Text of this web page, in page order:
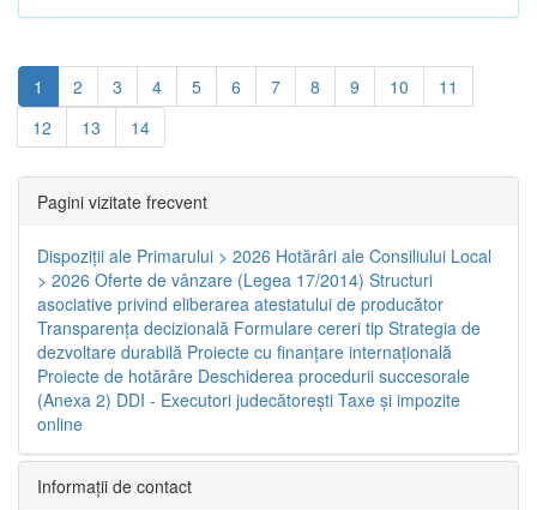
1 2 3 4 5 6 7 8 9 10
11
12
13 14
Pagini vizitate frecvent
Dispoziţii ale Primarului > 2026 Hotărâri ale Consiliului Local
> 2026 Oferte de vânzare (Legea 17/2014) Structuri
asociative privind eliberarea atestatului de producător
Transparenţa decizională Formulare cereri tip Strategia de
dezvoltare durabilă Proiecte cu finanţare internaţională
Proiecte de hotărâre Deschiderea procedurii succesorale
(Anexa 2) DDI - Executori judecătorești Taxe şi impozite
online
Informaţii de contact